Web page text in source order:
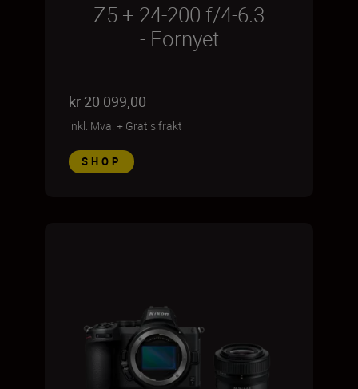
Z5 + 24-200 f/4-6.3
- Fornyet
kr 20 099,00
inkl. Mva. + Gratis frakt
SHOP